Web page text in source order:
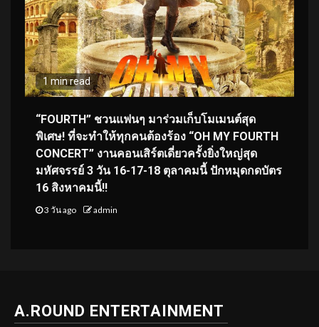
1 min read
“FOURTH” ชวนแฟนๆ มาร่วมเก็บโมเมนต์สุด
พิเศษ! ที่จะทำให้ทุกคนต้องร้อง “OH MY FOURTH
CONCERT” งานคอนเสิร์ตเดี่ยวครั้งยิ่งใหญ่สุด
มหัศจรรย์ 3 วัน 16-17-18 ตุลาคมนี้ ปักหมุดกดบัตร
16 สิงหาคมนี้!!
3 วัน ago admin
A.ROUND ENTERTAINMENT